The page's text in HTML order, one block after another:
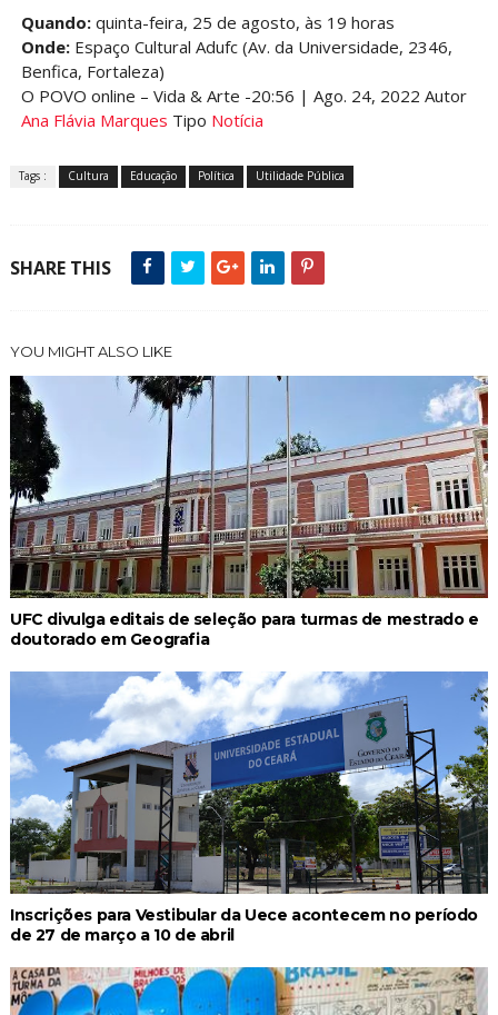
Quando:quinta-feira, 25 de agosto, às 19 horas
Onde:Espaço Cultural Adufc (Av. da Universidade, 2346,
Benfica, Fortaleza)
O POVO online – Vida & Arte -20:56 | Ago. 24, 2022 Autor
Ana Flávia Marques Tipo Notícia
Tags : Cultura Educação Política Utilidade Pública
SHARE THIS
YOU MIGHT ALSO LIKE
UFC divulga editais de seleção para turmas de mestrado e
doutorado em Geografia
Inscrições para Vestibular da Uece acontecem no período
de 27 de março a 10 de abril